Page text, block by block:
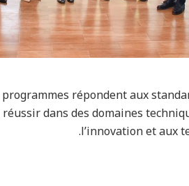
programmes répondent aux
dans des domaines
l’innovation et aux